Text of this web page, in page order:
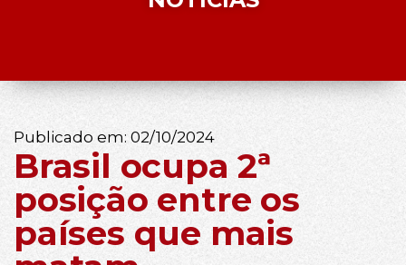
Publicado em: 02/10/2024
Brasil ocupa 2ª
posição entre os
países que mais